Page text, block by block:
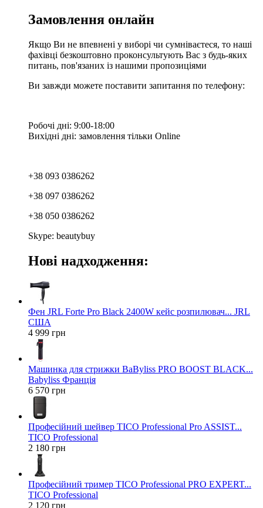
Замовлення онлайн
Якщо Ви не впевнені у виборі чи сумніваєтеся, то наші
фахівці безкоштовно проконсультують Вас з будь-яких
питань, пов'язаних із нашими пропозиціями
Ви завжди можете поставити запитання по телефону:
Робочі дні: 9:00-18:00
Вихідні дні: замовлення тільки Online
+38 093 0386262
+38 097 0386262
+38 050 0386262
Skype: beautybuy
Нові надходження:
Фен JRL Forte Pro Black 2400W кейс розпилювач... JRL
США
4 999 грн
Машинка для стрижки BaByliss PRO BOOST BLACK...
Babyliss Франція
6 570 грн
Професійний шейвер TICO Professional Pro ASSIST...
TICO Professional
2 180 грн
Професійний тример TICO Professional PRO EXPERT...
TICO Professional
2 120 грн